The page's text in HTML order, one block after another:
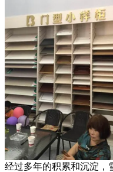
经过多年的积累和沉淀，